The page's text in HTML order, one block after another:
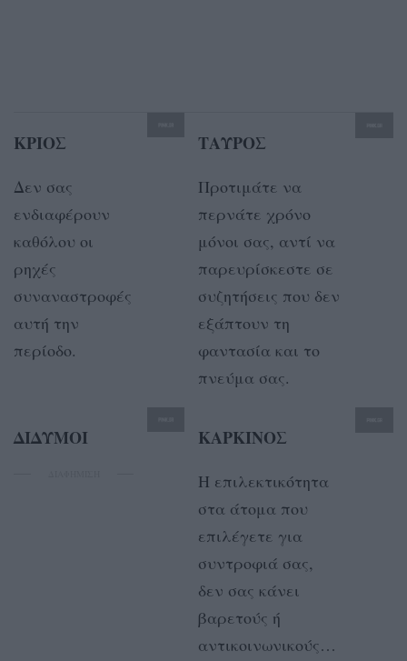
ΚΡΙΟΣ
Δεν σας
ενδιαφέρουν
καθόλου οι
ρηχές
συναναστροφές
αυτή την
περίοδο.
ΤΑΥΡΟΣ
Προτιμάτε να
περνάτε χρόνο
μόνοι σας, αντί να
παρευρίσκεστε σε
συζητήσεις που δεν
εξάπτουν τη
φαντασία και το
πνεύμα σας.
ΔΙΔΥΜΟΙ ΚΑΡΚΙΝΟΣ
Η επιλεκτικότητα
στα άτομα που
επιλέγετε για
συντροφιά σας,
δεν σας κάνει
βαρετούς ή
αντικοινωνικούς…